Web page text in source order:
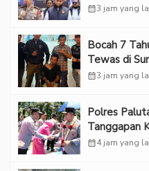
calendar_month3 jam yang
Bocah 7
Tewas di
Kekerasan
calendar_month3 jam yang
Polres
Tanggapan
calendar_month4 jam yang